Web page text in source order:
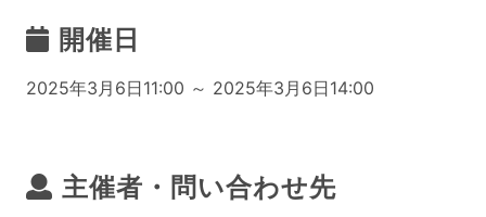
開催日
2025年3月6日11:00 ～ 2025年3月6日14:00
主催者・問い合わせ先